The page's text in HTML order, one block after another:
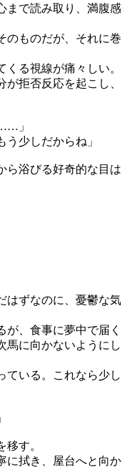
まで読み取り、満腹感
のものだが、それに巻
る視線が痛々しい。
拒否反応を起こし、
」
少しだからね」
ら浴びる好奇的な目は
はずなのに、憂鬱な気
、食事に夢中で届く
馬に向かないようにし
いる。これなら少し
す。
に拭き、屋台へと向か